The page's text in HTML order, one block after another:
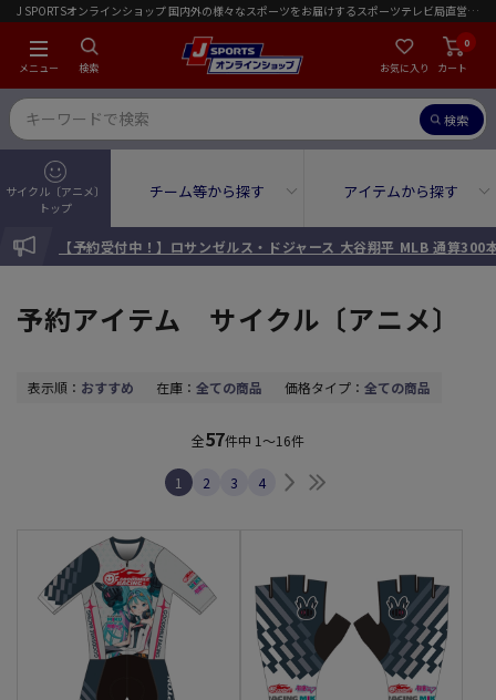
J SPORTSオンラインショップ 国内外の様々なスポーツをお届けするスポーツテレビ局直営店｜会員限定初回ご注文送料無料キャンペーン実施中！
メニュー 検索 お気に入り カート
0
検索
サイクル〔アニメ〕
トップ
チーム等から探す アイテムから探す
INFORMATION【予約受付中！】ロサンゼルス・ドジャース 大谷翔平 MLB 通算300
予約アイテム サイクル〔アニメ〕
表示順： おすすめ 在庫： 全ての商品 価格タイプ： 全ての商品
全57件中 1～16件
1 2 3 4 次へ